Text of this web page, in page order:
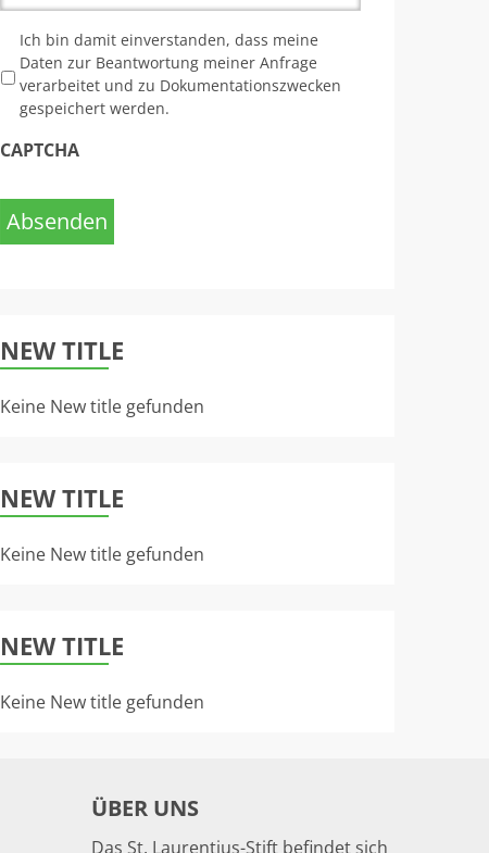
Ich bin damit einverstanden, dass meine
Daten zur Beantwortung meiner Anfrage
verarbeitet und zu Dokumentationszwecken
gespeichert werden.
CAPTCHA
Absenden
NEW TITLE
Keine New title gefunden
NEW TITLE
Keine New title gefunden
NEW TITLE
Keine New title gefunden
ÜBER UNS
Das St. Laurentius-Stift befindet sich